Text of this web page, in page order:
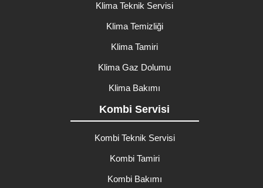
Klima Teknik Servisi
Klima Temizliği
Klima Tamiri
Klima Gaz Dolumu
Klima Bakımı
Kombi Servisi
Kombi Teknik Servisi
Kombi Tamiri
Kombi Bakımı